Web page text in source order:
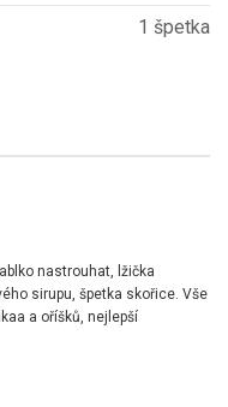
1 špetka
nastrouhat, lžička
sirupu, špetka skořice. Vše
a oříšků, nejlepší